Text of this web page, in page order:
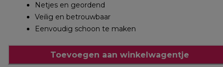
Netjes en geordend
Veilig en betrouwbaar
Eenvoudig schoon te maken
Toevoegen aan winkelwagentje